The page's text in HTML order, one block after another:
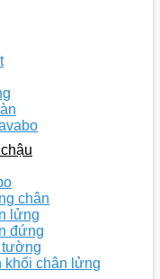
chân
lửng
đứng
tường
khối chân lửng